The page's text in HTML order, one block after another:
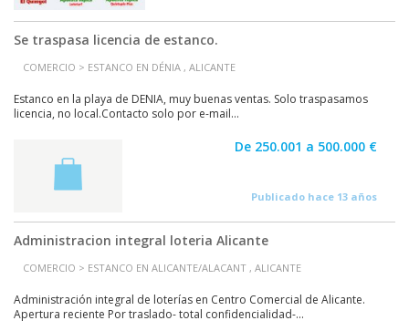
Se traspasa licencia de estanco.
COMERCIO > ESTANCO EN DÉNIA , ALICANTE
Estanco en la playa de DENIA, muy buenas ventas. Solo traspasamos
licencia, no local.Contacto solo por e-mail...
De 250.001 a 500.000 €
Publicado hace 13 años
Administracion integral loteria Alicante
COMERCIO > ESTANCO EN ALICANTE/ALACANT , ALICANTE
Administración integral de loterías en Centro Comercial de Alicante.
Apertura reciente Por traslado- total confidencialidad-...